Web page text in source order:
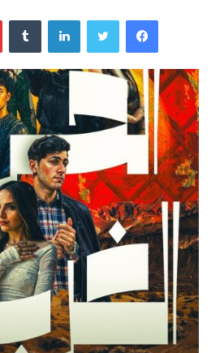
فيسبوك تويتر لينكدإن